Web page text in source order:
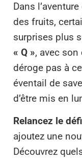
Dans
des fruits,
surprises plus
« Q », avec
déroge pas à
éventail de
d’être mis en
Relancez le
ajoutez une
Découvrez